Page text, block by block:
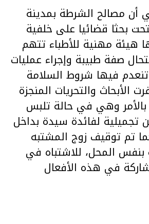
أن مصالح الشرطة بمدينة
بحثا قضائيا على خلفية
هيئة مهنية للأطباء تتهم
صفة طبيبة وإجراء عمليات
فيها شروط السلامة
الأبحاث والتحريات المنجزة
وهي في حالة تلبس
تجميلية لفائدة سيدة بداخل
تم توقيف زوج المشتبه
المحل، للاشتباه في
في هذه الأفعال